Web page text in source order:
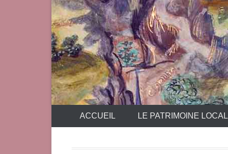
ACCUEIL LE PATRIMOINE LOCAL